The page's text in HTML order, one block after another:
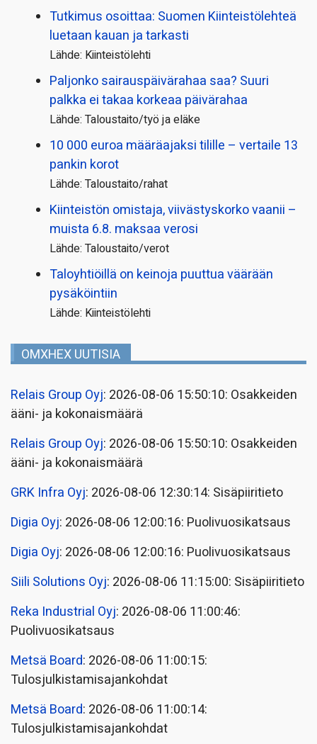
Tutkimus osoittaa: Suomen Kiinteistölehteä
luetaan kauan ja tarkasti
Lähde: Kiinteistölehti
Paljonko sairauspäivä­rahaa saa? Suuri
palkka ei takaa korkeaa päivärahaa
Lähde: Taloustaito/työ ja eläke
10 000 euroa määräajaksi tilille – vertaile 13
pankin korot
Lähde: Taloustaito/rahat
Kiinteistön omistaja, viivästyskorko vaanii –
muista 6.8. maksaa verosi
Lähde: Taloustaito/verot
Taloyhtiöillä on keinoja puuttua väärään
pysäköintiin
Lähde: Kiinteistölehti
OMXHEX UUTISIA
Relais Group Oyj: 2026-08-06 15:50:10: Osakkeiden
ääni- ja kokonaismäärä
Relais Group Oyj: 2026-08-06 15:50:10: Osakkeiden
ääni- ja kokonaismäärä
GRK Infra Oyj: 2026-08-06 12:30:14: Sisäpiiritieto
Digia Oyj: 2026-08-06 12:00:16: Puolivuosikatsaus
Digia Oyj: 2026-08-06 12:00:16: Puolivuosikatsaus
Siili Solutions Oyj: 2026-08-06 11:15:00: Sisäpiiritieto
Reka Industrial Oyj: 2026-08-06 11:00:46:
Puolivuosikatsaus
Metsä Board: 2026-08-06 11:00:15:
Tulosjulkistamisajankohdat
Metsä Board: 2026-08-06 11:00:14:
Tulosjulkistamisajankohdat